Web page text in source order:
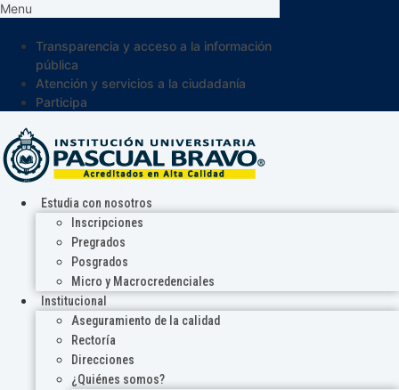
Menu
Transparencia y acceso a la información
pública
Atención y servicios a la ciudadanía
Participa
Estudia con nosotros
Inscripciones
Pregrados
Posgrados
Micro y Macrocredenciales
Institucional
Aseguramiento de la calidad
Rectoría
Direcciones
¿Quiénes somos?